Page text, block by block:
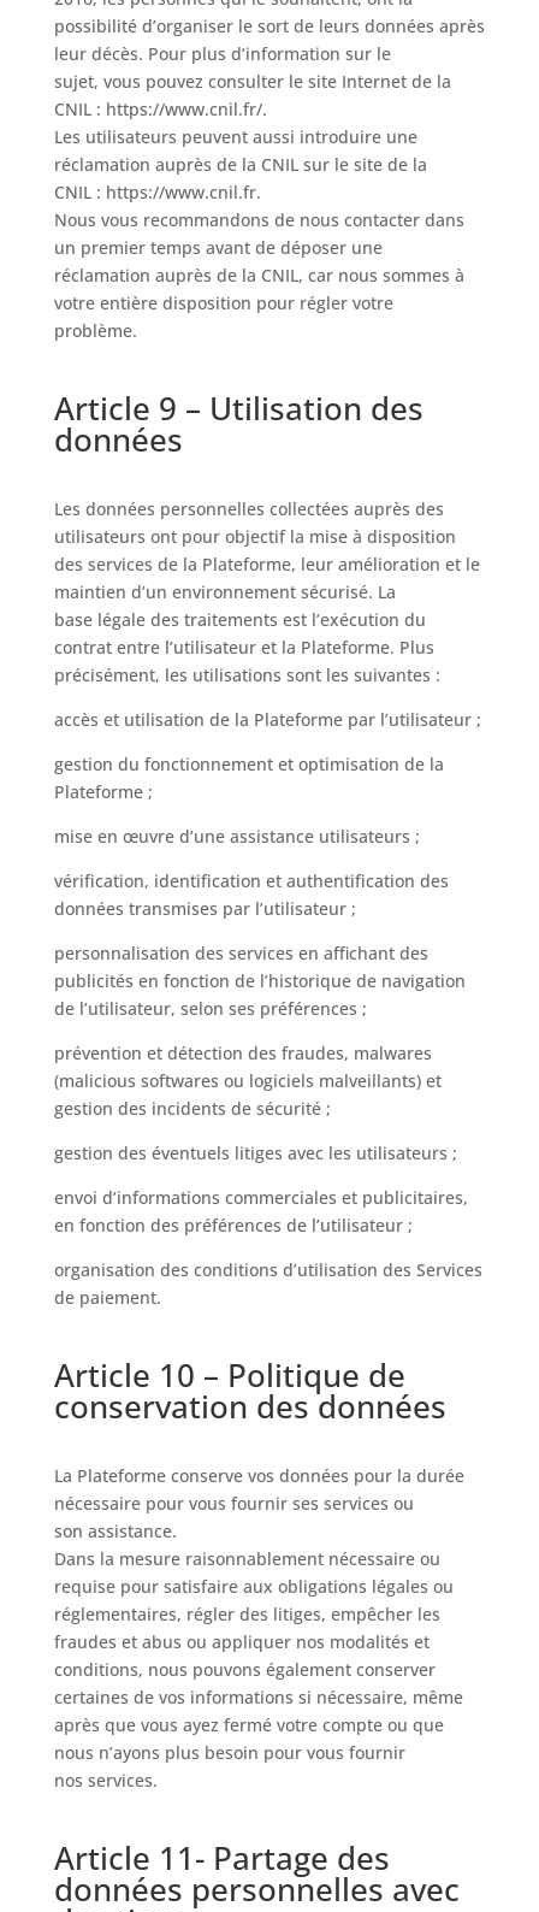
possibilité d’organiser le sort de leurs données après
leur décès. Pour plus d’information sur le
sujet, vous pouvez consulter le site Internet de la
CNIL : https://www.cnil.fr/.
Les utilisateurs peuvent aussi introduire une
réclamation auprès de la CNIL sur le site de la
CNIL : https://www.cnil.fr.
Nous vous recommandons de nous contacter dans
un premier temps avant de déposer une
réclamation auprès de la CNIL, car nous sommes à
votre entière disposition pour régler votre
problème.
Article 9 – Utilisation des
données
Les données personnelles collectées auprès des
utilisateurs ont pour objectif la mise à disposition
des services de la Plateforme, leur amélioration et le
maintien d’un environnement sécurisé. La
base légale des traitements est l’exécution du
contrat entre l’utilisateur et la Plateforme. Plus
précisément, les utilisations sont les suivantes :
accès et utilisation de la Plateforme par l’utilisateur ;
gestion du fonctionnement et optimisation de la
Plateforme ;
mise en œuvre d’une assistance utilisateurs ;
vérification, identification et authentification des
données transmises par l’utilisateur ;
personnalisation des services en affichant des
publicités en fonction de l’historique de navigation
de l’utilisateur, selon ses préférences ;
prévention et détection des fraudes, malwares
(malicious softwares ou logiciels malveillants) et
gestion des incidents de sécurité ;
gestion des éventuels litiges avec les utilisateurs ;
envoi d’informations commerciales et publicitaires,
en fonction des préférences de l’utilisateur ;
organisation des conditions d’utilisation des Services
de paiement.
Article 10 – Politique de
conservation des données
La Plateforme conserve vos données pour la durée
nécessaire pour vous fournir ses services ou
son assistance.
Dans la mesure raisonnablement nécessaire ou
requise pour satisfaire aux obligations légales ou
réglementaires, régler des litiges, empêcher les
fraudes et abus ou appliquer nos modalités et
conditions, nous pouvons également conserver
certaines de vos informations si nécessaire, même
après que vous ayez fermé votre compte ou que
nous n’ayons plus besoin pour vous fournir
nos services.
Article 11- Partage des
données personnelles avec